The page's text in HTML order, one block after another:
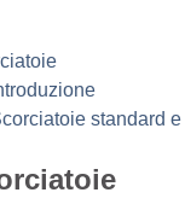
standard